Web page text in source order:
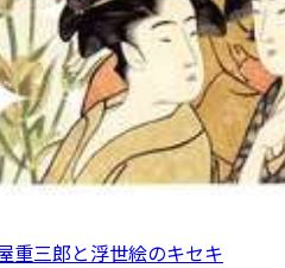
重三郎と浮世絵のキセキ